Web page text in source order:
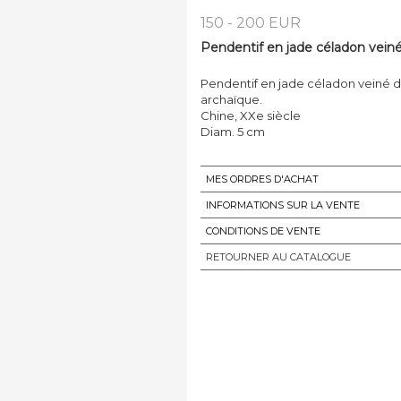
150 - 200 EUR
Pendentif en jade céladon
Pendentif en jade céladon veiné
archaïque.
Chine, XXe siècle
MES ORDRES D'ACHAT
INFORMATIONS SUR LA VENTE
CONDITIONS DE VENTE
RETOURNER AU CATALOGUE